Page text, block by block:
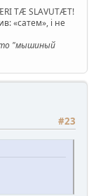
TÆ SLAVUTÆT!
«сатем», і не
"мышиный
#23